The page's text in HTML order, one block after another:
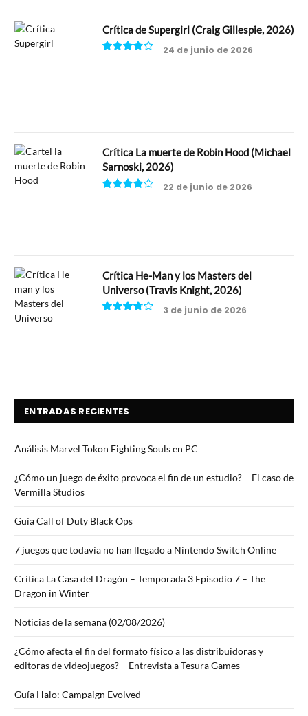
Crítica de Supergirl (Craig Gillespie, 2026)
24 de junio de 2026
Crítica La muerte de Robin Hood (Michael
Sarnoski, 2026)
22 de junio de 2026
Crítica He-Man y los Masters del
Universo (Travis Knight, 2026)
3 de junio de 2026
ENTRADAS RECIENTES
Análisis Marvel Tokon Fighting Souls en PC
¿Cómo un juego de éxito provoca el fin de un estudio? – El caso de
Vermilla Studios
Guía Call of Duty Black Ops
7 juegos que todavía no han llegado a Nintendo Switch Online
Crítica La Casa del Dragón – Temporada 3 Episodio 7 – The
Dragon in Winter
Noticias de la semana (02/08/2026)
¿Cómo afecta el fin del formato físico a las distribuidoras y
editoras de videojuegos? – Entrevista a Tesura Games
Guía Halo: Campaign Evolved